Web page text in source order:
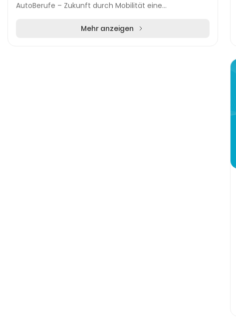
AutoBerufe – Zukunft durch Mobilität eine
die Gewinnung und För...Mehr anzeigen